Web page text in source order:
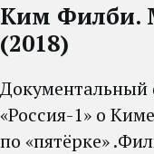
Ким Филби.
(2018)
Документальный
«Россия-1» о
по «пятёрке»